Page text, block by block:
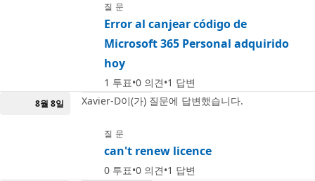
질문
Error al canjear código de
Microsoft 365 Personal adquirido
hoy
1 투표 0 의견 1 답변
8월 8일 Xavier-D이(가) 질문에 답변했습니다.
질문
can't renew licence
0 투표 0 의견 1 답변